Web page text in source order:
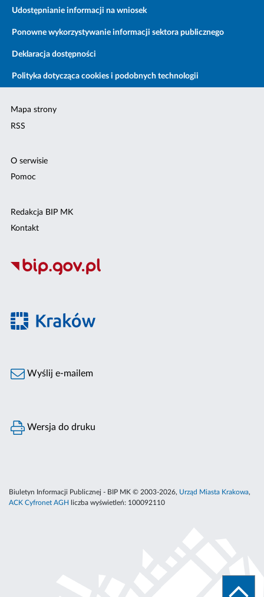
Udostępnianie informacji na wniosek
Ponowne wykorzystywanie informacji sektora publicznego
Deklaracja dostępności
Polityka dotycząca cookies i podobnych technologii
Mapa strony
RSS
O serwisie
Pomoc
Redakcja BIP MK
Kontakt
Wyślij e-mailem
Wersja do druku
Biuletyn Informacji Publicznej - BIP MK © 2003-2026, Urząd Miasta Krakowa,
ACK Cyfronet AGH
liczba wyświetleń: 100092110